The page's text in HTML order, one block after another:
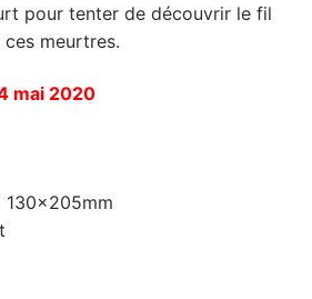
pour tenter de découvrir le fil
meurtres.
mai 2020
130x205mm